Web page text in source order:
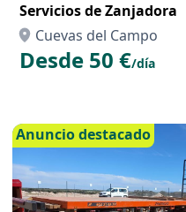
Servicios de Zanjadora
Cuevas del Campo
Desde 50 €/día
Anuncio destacado